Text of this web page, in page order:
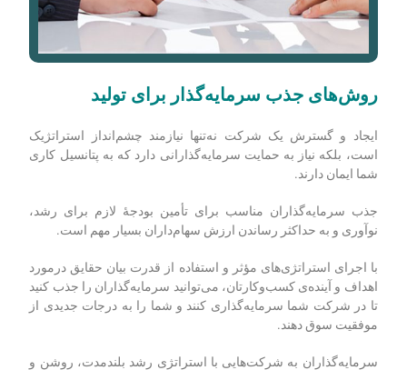
روشهای جذب سرمایهگذار برای تولید
ایجاد و گسترش یک شرکت نه‌تنها نیازمند چشم‌انداز استراتژیک
است، بلکه نیاز به حمایت سرمایه‌گذارانی دارد که به پتانسیل کاری
شما ایمان دارند.
جذب سرمایه‌گذاران مناسب برای تأمین بودجۀ لازم برای رشد،
نوآوری و به حداکثر رساندن ارزش سهام‌داران بسیار مهم است.
با اجرای استراتژی‌های مؤثر و استفاده از قدرت بیان حقایق درمورد
اهداف و آینده‌ی کسب‌وکارتان، می‌توانید سرمایه‌گذاران را جذب کنید
تا در شرکت شما سرمایه‌گذاری کنند و شما را به درجات جدیدی از
موفقیت‌ سوق دهند.
سرمایه‌گذاران به شرکت‌هایی با استراتژی رشد بلندمدت، روشن و